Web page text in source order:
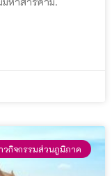
วกิจกรรมส่วนภูมิภาค